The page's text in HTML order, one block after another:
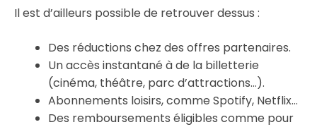
Il est d’ailleurs possible de retrouver dessus :
Des réductions chez des offres partenaires.
Un accès instantané à de la billetterie
(cinéma, théâtre, parc d’attractions…).
Abonnements loisirs, comme Spotify, Netflix…
Des remboursements éligibles comme pour